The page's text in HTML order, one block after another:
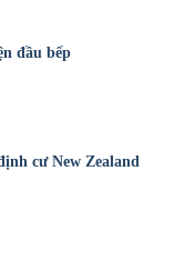
đầu bếp
cư New Zealand